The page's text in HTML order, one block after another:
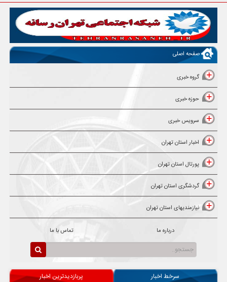
صفحه اصلی
گروه خبری
حوزه خبری
سرویس خبری
اخبار استان تهران
پورتال استان تهران
گردشگری استان تهران
نیازمندیهای استان تهران
درباره ما تماس با ما
سرخط اخبار
پربازدیدترین اخبار